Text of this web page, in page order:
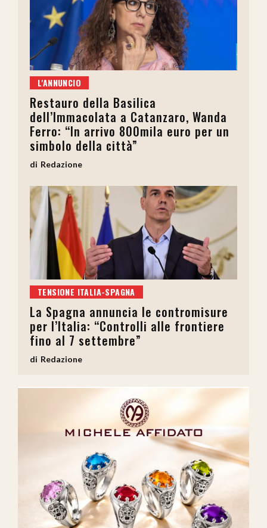
L'ANNUNCIO
Restauro della Basilica
dell’Immacolata a Catanzaro, Wanda
Ferro: “In arrivo 800mila euro per un
simbolo della città”
Redazione
TENSIONE ITALIA-SPAGNA
La Spagna annuncia le contromisure
per l’Italia: “Controlli alle frontiere
fino al 7 settembre”
Redazione